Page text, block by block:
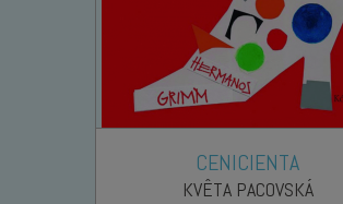
CENICIENTA
KVÊTA PACOVSKÁ